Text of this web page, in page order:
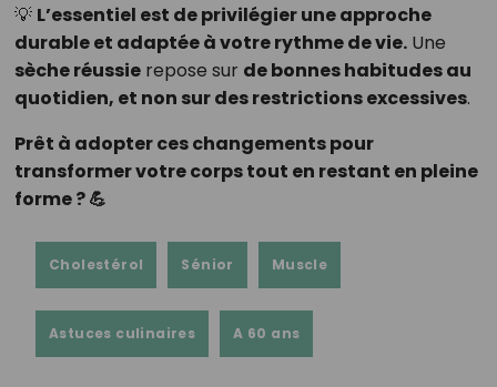
💡 L’essentiel est de privilégier une approche
durable et adaptée à votre rythme de vie.Une
sèche réussierepose sur de bonnes habitudes au
quotidien, et non sur des restrictions excessives.
Prêt à adopter ces changements pour
transformer votre corps tout en restant en pleine
forme ? 💪
Cholestérol Sénior Muscle
Astuces culinaires A 60 ans